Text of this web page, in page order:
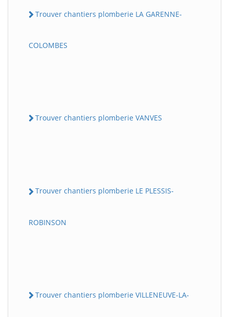
Trouver chantiers plomberie LA GARENNE-
COLOMBES
Trouver chantiers plomberie VANVES
Trouver chantiers plomberie LE PLESSIS-
ROBINSON
Trouver chantiers plomberie VILLENEUVE-LA-